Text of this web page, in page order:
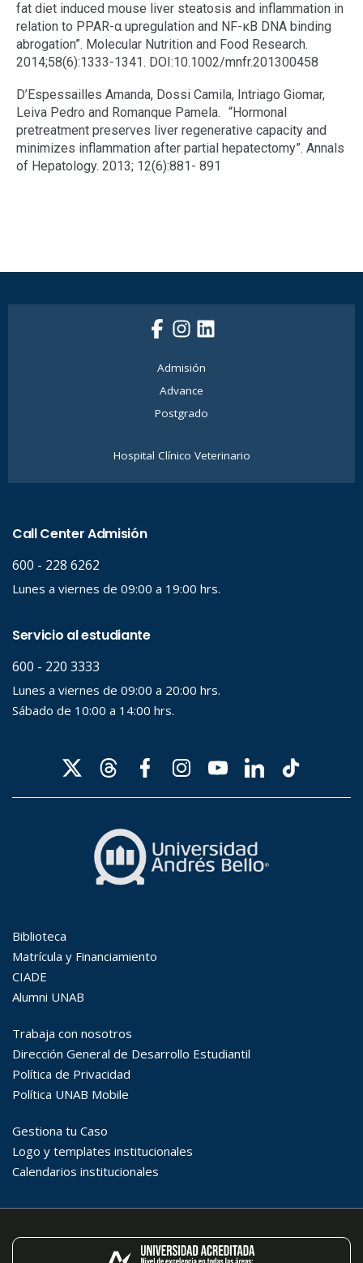
fat diet induced mouse liver steatosis and inflammation in
relation to PPAR-α upregulation and NF-κB DNA binding
abrogation”. Molecular Nutrition and Food Research.
2014;58(6):1333-1341. DOI:10.1002/mnfr.201300458
D’Espessailles Amanda, Dossi Camila, Intriago Giomar,
Leiva Pedro and Romanque Pamela. “Hormonal
pretreatment preserves liver regenerative capacity and
minimizes inflammation after partial hepatectomy”. Annals
of Hepatology. 2013; 12(6):881- 891